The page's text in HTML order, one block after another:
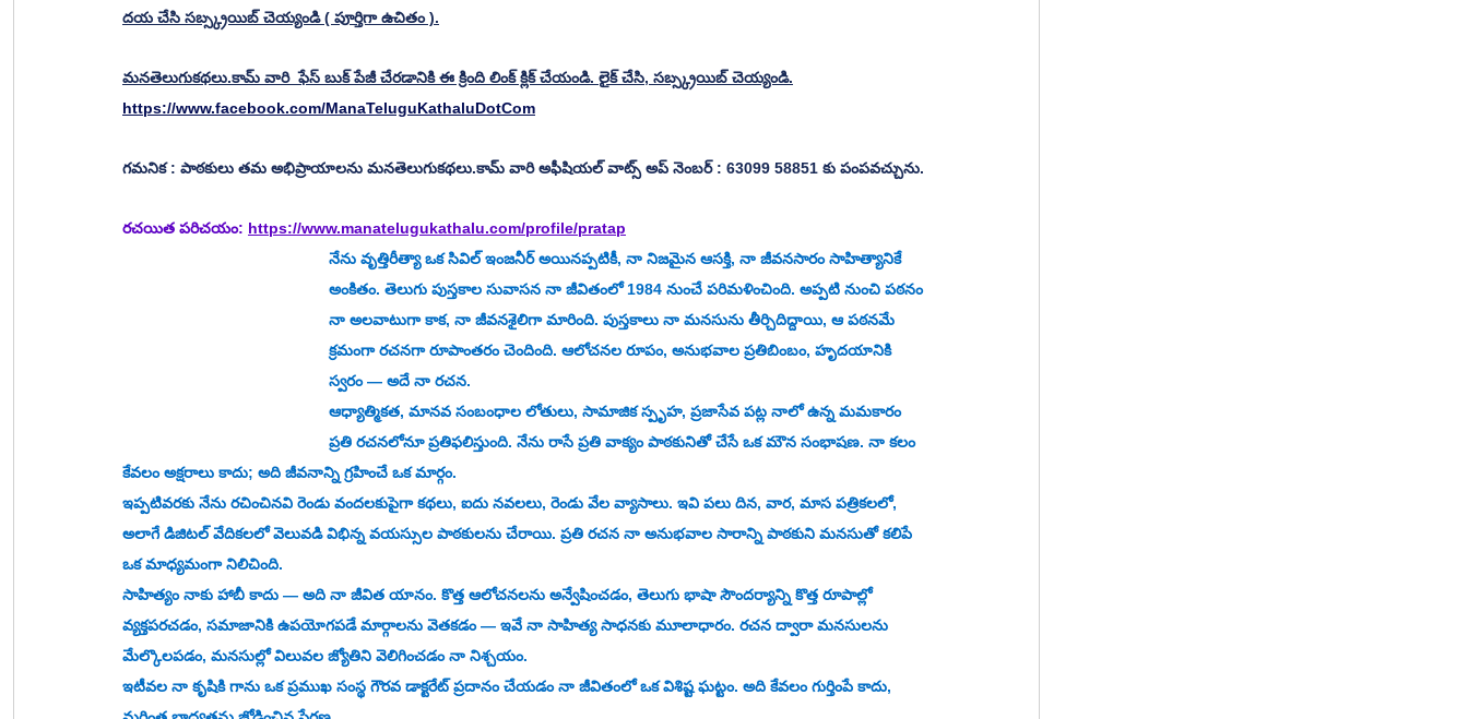
దయ చేసి సబ్స్క్రయిబ్ చెయ్యండి ( పూర్తిగా ఉచితం ).
మనతెలుగుకథలు.కామ్ వారి  ఫేస్ బుక్ పేజీ చేరడానికి ఈ క్రింది లింక్ క్లిక్ చేయండి. లైక్ చేసి, సబ్స్క్రయిబ్ చెయ్యండి.
https://www.facebook.com/ManaTeluguKathaluDotCom
గమనిక : పాఠకులు తమ అభిప్రాయాలను మనతెలుగుకథలు.కామ్ వారి అఫీషియల్ వాట్స్ అప్ నెంబర్ : 63099 58851 కు పంపవచ్చును.
రచయిత పరిచయం: https://www.manatelugukathalu.com/profile/pratap
నేను వృత్తిరీత్యా ఒక సివిల్ ఇంజనీర్‌ అయినప్పటికీ, నా నిజమైన ఆసక్తి, నా జీవనసారం సాహిత్యానికే
అంకితం. తెలుగు పుస్తకాల సువాసన నా జీవితంలో 1984 నుంచే పరిమళించింది. అప్పటి నుంచి పఠనం
నా అలవాటుగా కాక, నా జీవనశైలిగా మారింది. పుస్తకాలు నా మనసును తీర్చిదిద్దాయి, ఆ పఠనమే
క్రమంగా రచనగా రూపాంతరం చెందింది. ఆలోచనల రూపం, అనుభవాల ప్రతిబింబం, హృదయానికి
స్వరం — అదే నా రచన.
ఆధ్యాత్మికత, మానవ సంబంధాల లోతులు, సామాజిక స్పృహ, ప్రజాసేవ పట్ల నాలో ఉన్న మమకారం
ప్రతి రచనలోనూ ప్రతిఫలిస్తుంది. నేను రాసే ప్రతి వాక్యం పాఠకునితో చేసే ఒక మౌన సంభాషణ. నా కలం
కేవలం అక్షరాలు కాదు; అది జీవనాన్ని గ్రహించే ఒక మార్గం.
ఇప్పటివరకు నేను రచించినవి రెండు వందలకుపైగా కథలు, ఐదు నవలలు, రెండు వేల వ్యాసాలు. ఇవి పలు దిన, వార, మాస పత్రికలలో,
అలాగే డిజిటల్ వేదికలలో వెలువడి విభిన్న వయస్సుల పాఠకులను చేరాయి. ప్రతి రచన నా అనుభవాల సారాన్ని పాఠకుని మనసుతో కలిపే
ఒక మాధ్యమంగా నిలిచింది.
సాహిత్యం నాకు హాబీ కాదు — అది నా జీవిత యానం. కొత్త ఆలోచనలను అన్వేషించడం, తెలుగు భాషా సౌందర్యాన్ని కొత్త రూపాల్లో
వ్యక్తపరచడం, సమాజానికి ఉపయోగపడే మార్గాలను వెతకడం — ఇవే నా సాహిత్య సాధనకు మూలాధారం. రచన ద్వారా మనసులను
మేల్కొలపడం, మనసుల్లో విలువల జ్యోతిని వెలిగించడం నా నిశ్చయం.
ఇటీవల నా కృషికి గాను ఒక ప్రముఖ సంస్థ గౌరవ డాక్టరేట్ ప్రదానం చేయడం నా జీవితంలో ఒక విశిష్ట ఘట్టం. అది కేవలం గుర్తింపే కాదు,